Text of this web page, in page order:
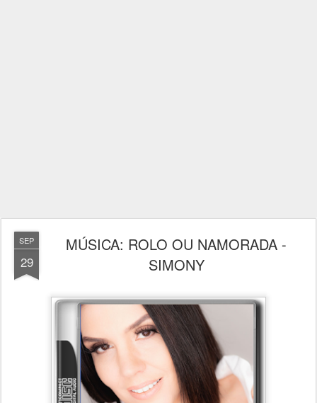
SEP
29
MÚSICA: ROLO OU NAMORADA -
SIMONY